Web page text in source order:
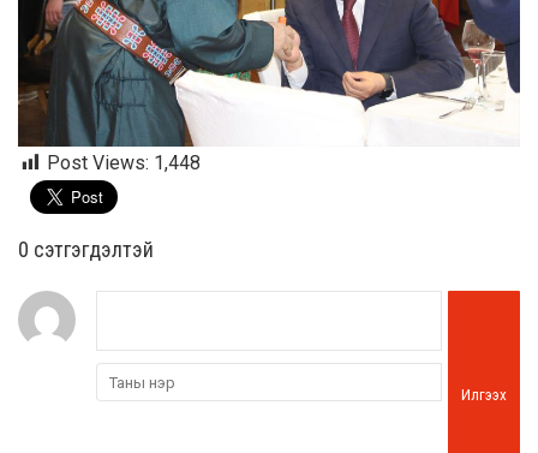
Post Views: 1,448
0 cэтгэгдэлтэй
Илгээх